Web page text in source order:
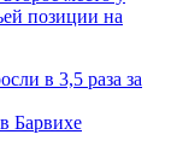
позиции на
Барвихе